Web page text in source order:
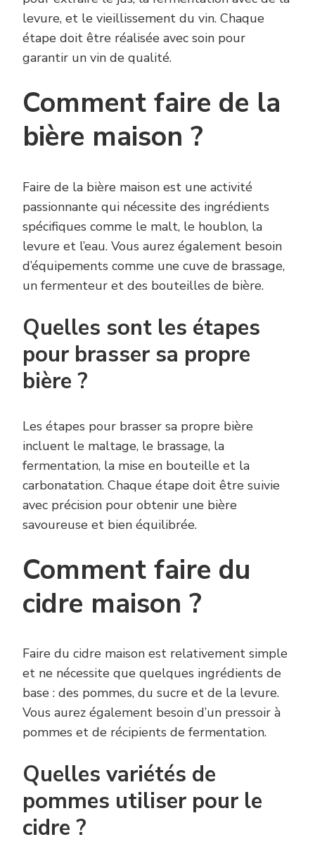
levure, et le vieillissement du vin. Chaque
étape doit être réalisée avec soin pour
garantir un vin de qualité.
Comment faire de la
bière maison ?
Faire de la bière maison est une activité
passionnante qui nécessite des ingrédients
spécifiques comme le malt, le houblon, la
levure et l’eau. Vous aurez également besoin
d’équipements comme une cuve de brassage,
un fermenteur et des bouteilles de bière.
Quelles sont les étapes
pour brasser sa propre
bière ?
Les étapes pour brasser sa propre bière
incluent le maltage, le brassage, la
fermentation, la mise en bouteille et la
carbonatation. Chaque étape doit être suivie
avec précision pour obtenir une bière
savoureuse et bien équilibrée.
Comment faire du
cidre maison ?
Faire du cidre maison est relativement simple
et ne nécessite que quelques ingrédients de
base : des pommes, du sucre et de la levure.
Vous aurez également besoin d’un pressoir à
pommes et de récipients de fermentation.
Quelles variétés de
pommes utiliser pour le
cidre ?